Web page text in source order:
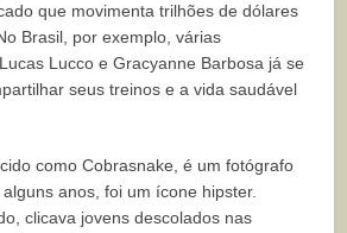
que movimenta trilhões de dólares
Brasil, por exemplo, várias
Lucco e Gracyanne Barbosa já se
seus treinos e a vida saudável
como Cobrasnake, é um fotógrafo
anos, foi um ícone hipster.
clicava jovens descolados nas